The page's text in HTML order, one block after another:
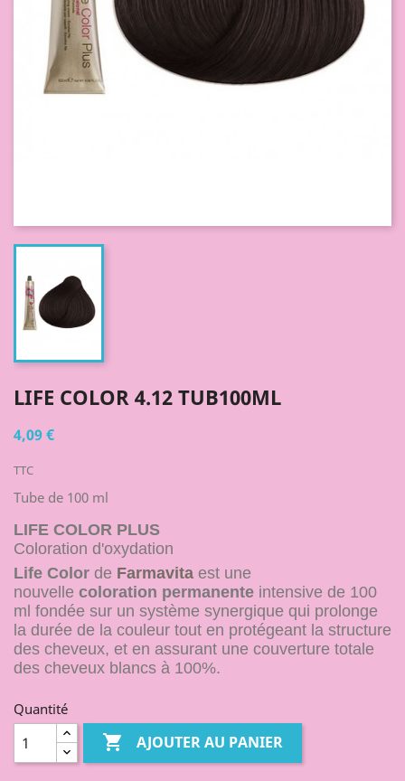
LIFE COLOR 4.12 TUB100ML
4,09 €
TTC
Tube de 100 ml
LIFE COLOR PLUS
Coloration d'oxydation
Life Color de Farmavita est une
nouvelle coloration permanente intensive de 100
ml fondée sur un système synergique qui prolonge
la durée de la couleur tout en protégeant la structure
des cheveux, et en assurant une couverture totale
des cheveux blancs à 100%.
Quantité
 AJOUTER AU PANIER